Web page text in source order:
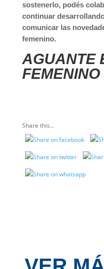
sostenerlo, podés
continuar
comunicar las
femenino.
AGUANTE
FEMENINO
Share this...